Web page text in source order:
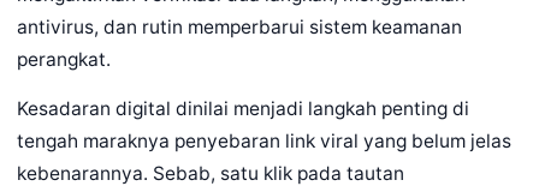
antivirus, dan rutin memperbarui sistem keamanan
perangkat.
Kesadaran digital dinilai menjadi langkah penting di
tengah maraknya penyebaran link viral yang belum jelas
kebenarannya. Sebab, satu klik pada tautan